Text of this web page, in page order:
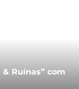
& Ruínas” com